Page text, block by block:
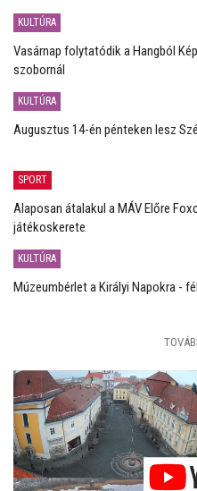
KULTÚRA
Vasárnap folytatódik a Hangból
szobornál
KULTÚRA
Augusztus 14-én pénteken lesz
SPORT
Alaposan átalakul a MÁV Előre
játékoskerete
KULTÚRA
Múzeumbérlet a Királyi Napokra -